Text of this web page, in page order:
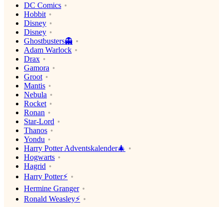
DC Comics
Hobbit
Disney
Disney
Ghostbusters👻
Adam Warlock
Drax
Gamora
Groot
Mantis
Nebula
Rocket
Ronan
Star-Lord
Thanos
Yondu
Harry Potter Adventskalender🎄
Hogwarts
Hagrid
Harry Potter⚡️
Hermine Granger
Ronald Weasley⚡️